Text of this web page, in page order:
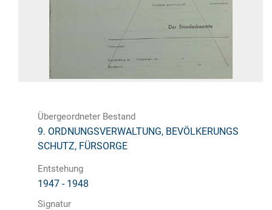
Übergeordneter Bestand
9. ORDNUNGSVERWALTUNG, BEVÖLKERUNGS
SCHUTZ, FÜRSORGE
Entstehung
1947 - 1948
Signatur